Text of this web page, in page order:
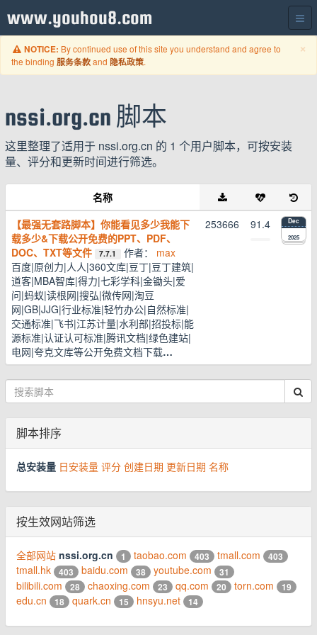
www.youhou8.com
×
NOTICE: By continued use of this site you understand and agree to
the binding 服务条款and 隐私政策.
nssi.org.cn 脚本
这里整理了适用于 nssi.org.cn 的 1 个用户脚本，可按安装
量、评分和更新时间进行筛选。
名称
【最强无套路脚本】你能看见多少我能下
载多少&下载公开免费的PPT、PDF、
DOC、TXT等文件
7.7.1 作者： max
百度|原创力|人人|360文库|豆丁|豆丁建筑|
道客|MBA智库|得力|七彩学科|金锄头|爱
问|蚂蚁|读根网|搜弘|微传网|淘豆
网|GB|JJG|行业标准|轻竹办公|自然标准|
交通标准|飞书|江苏计量|水利部|招投标|能
源标准|认证认可标准|腾讯文档|绿色建站|
电网|夸克文库等公开免费文档下载…
253666 91.4 Dec
2025
脚本排序
总安装量 日安装量 评分 创建日期 更新日期 名称
按生效网站筛选
全部网站 nssi.org.cn 1 taobao.com 403 tmall.com 403
tmall.hk 403 baidu.com 38 youtube.com 31
bilibili.com 28 chaoxing.com 23 qq.com 20 torn.com 19
edu.cn 18 quark.cn 15 hnsyu.net 14